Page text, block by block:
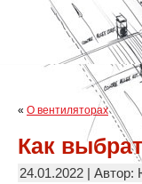
« О вентиляторах
Как
24.01.2022 | Автор: